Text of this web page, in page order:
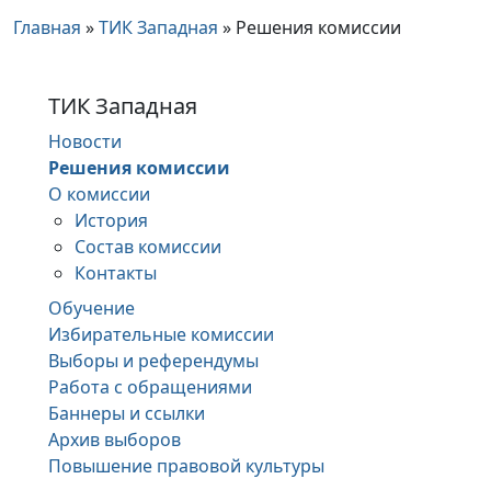
Главная »ТИК Западная » Решения комиссии
ТИК Западная
Новости
Решения комиссии
О комиссии
История
Состав комиссии
Контакты
Обучение
Избирательные комиссии
Выборы и референдумы
Работа с обращениями
Баннеры и ссылки
Архив выборов
Повышение правовой культуры